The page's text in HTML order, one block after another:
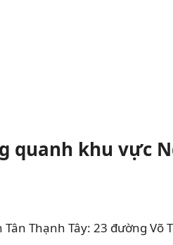
quanh khu vực
Thạnh Tây: 23 đường Võ